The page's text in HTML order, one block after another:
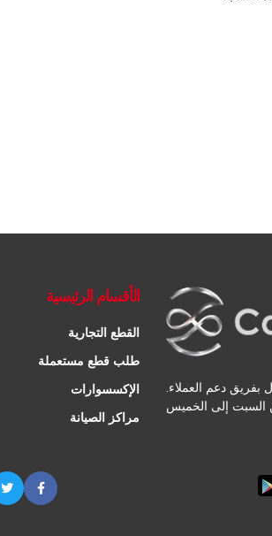
بفريق دعم العملاء.
الأقسام الرئيسية
القطع التجارية
طلب قطع مستعملة
الإكسسوارات
مراكز الصيانة